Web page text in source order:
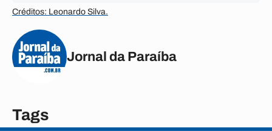
Créditos: Leonardo Silva.
Jornal da Paraíba
Tags